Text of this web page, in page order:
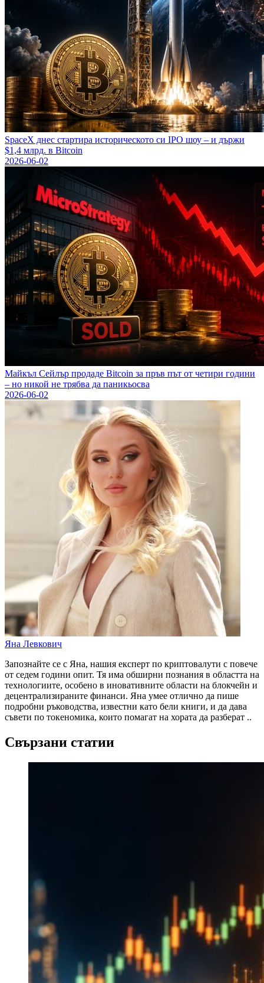
SpaceX днес стартира историческото си IPO шоу – и държи
$1,4 млрд. в Bitcoin
2026-06-02
Майкъл Сейлър продаде Bitcoin за пръв път от четири години
– но никой не трябва да паникьосва
2026-06-02
Яна Левкович
Запознайте се с Яна, нашия експерт по криптовалути с повече
от седем години опит. Тя има обширни познания в областта на
технологиите, особено в иновативните области на блокчейн и
децентрализираните финанси. Яна умее отлично да пише
подробни ръководства, известни като бели книги, и да дава
съвети по токеномика, които помагат на хората да разберат ..
Свързани статии